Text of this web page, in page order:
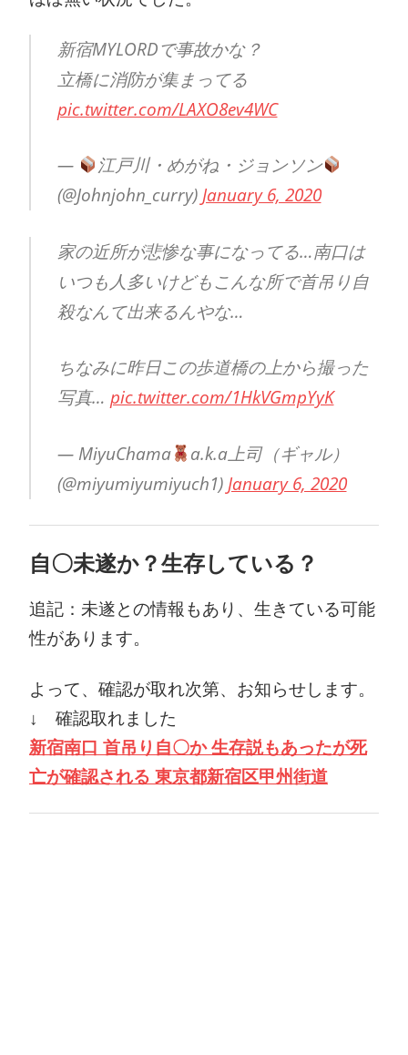
新宿MYLORDで事故かな？
立橋に消防が集まってる
pic.twitter.com/LAXO8ev4WC
—
江戸川・めがね・ジョンソン
(@Johnjohn_curry) January 6, 2020
家の近所が悲惨な事になってる…南口は
いつも人多いけどもこんな所で首吊り自
殺なんて出来るんやな…
ちなみに昨日この歩道橋の上から撮った
写真… pic.twitter.com/1HkVGmpYyK
— MiyuChama
a.k.a上司（ギャル）
(@miyumiyumiyuch1) January 6, 2020
自〇未遂か？生存している？
追記：未遂との情報もあり、生きている可能
性があります。
よって、確認が取れ次第、お知らせします。
↓ 確認取れました
新宿南口 首吊り自〇か 生存説もあったが死
亡が確認される 東京都新宿区甲州街道